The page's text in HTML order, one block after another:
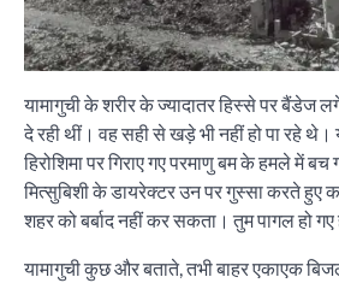
यामागुची के शरीर के ज्यादातर हिस्से पर बैंडेज
दे रही थीं। वह सही से खड़े भी नहीं हो पा रहे थे।
हिरोशिमा पर गिराए गए परमाणु बम के हमले में
मित्सुबिशी के डायरेक्टर उन पर गुस्सा करते हुए
शहर को बर्बाद नहीं कर सकता। तुम पागल हो गए
यामागुची कुछ और बताते, तभी बाहर एकाएक